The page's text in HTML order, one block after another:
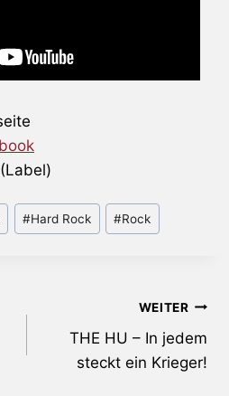
#Hard Rock #Rock
WEITER
THE HU – In jedem
steckt ein Krieger!